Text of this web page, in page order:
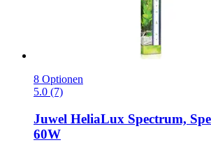
8 Optionen
5.0 (7)
Juwel HeliaLux Spectrum,
60W